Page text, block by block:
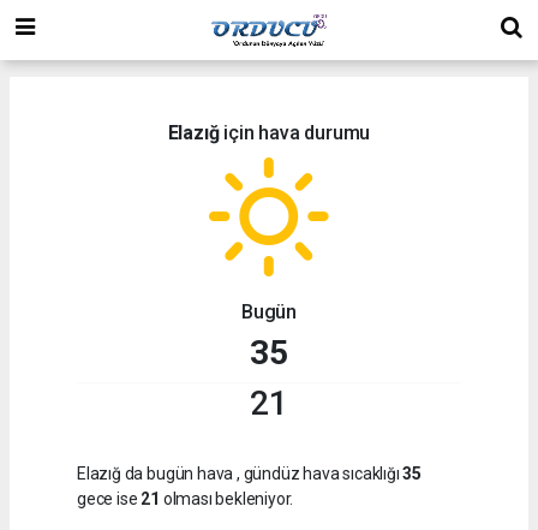
Elazığiçin hava durumu
Bugün
35
21
Elazığ da bugün hava , gündüz hava sıcaklığı35
gece ise 21 olması bekleniyor.